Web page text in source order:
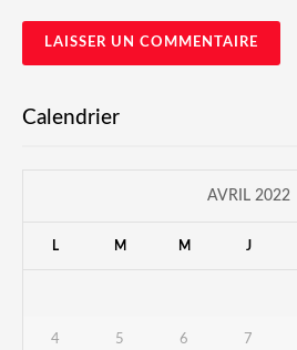
Calendrier
AVRIL 2022
L M M J
4 5 6 7